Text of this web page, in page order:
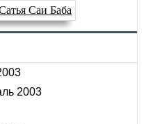
2003